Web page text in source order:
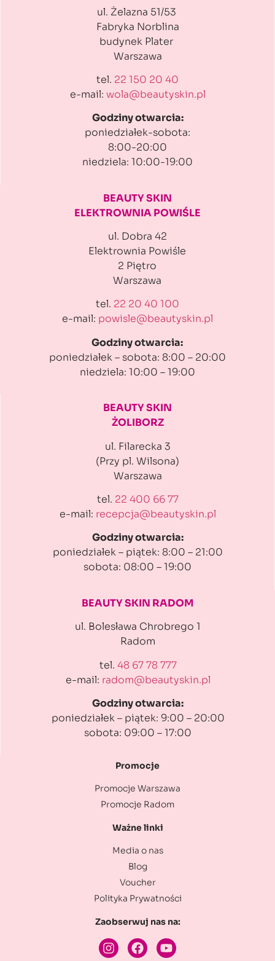
ul. Żelazna 51/53
Fabryka Norblina
budynek Plater
Warszawa
tel. 22 150 20 40
e-mail: wola@beautyskin.pl
Godziny otwarcia:
poniedziałek-sobota:
8:00-20:00
niedziela: 10:00-19:00
BEAUTY SKIN
ELEKTROWNIA POWIŚLE
ul. Dobra 42
Elektrownia Powiśle
2 Piętro
Warszawa
tel. 22 20 40 100
e-mail: powisle@beautyskin.pl
Godziny otwarcia:
poniedziałek – sobota: 8:00 – 20:00
niedziela: 10:00 – 19:00
BEAUTY SKIN
ŻOLIBORZ
ul. Filarecka 3
(Przy pl. Wilsona)
Warszawa
tel. 22 400 66 77
e-mail: recepcja@beautyskin.pl
Godziny otwarcia:
poniedziałek – piątek: 8:00 – 21:00
sobota: 08:00 – 19:00
BEAUTY SKIN RADOM
ul. Bolesława Chrobrego 1
Radom
tel. 48 67 78 777
e-mail: radom@beautyskin.pl
Godziny otwarcia:
poniedziałek – piątek: 9:00 – 20:00
sobota: 09:00 – 17:00
Promocje
Promocje Warszawa
Promocje Radom
Ważne linki
Media o nas
Blog
Voucher
Polityka Prywatności
Zaobserwuj nas na: